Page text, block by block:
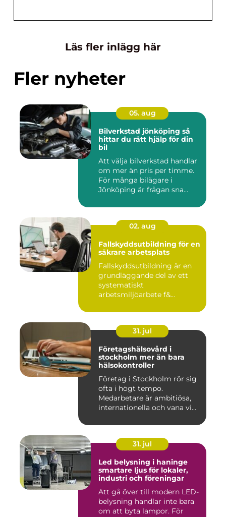
Läs fler inlägg här
Fler nyheter
05. aug
Bilverkstad jönköping så
hittar du rätt hjälp för din
bil
Att välja bilverkstad handlar
om mer än pris per timme.
För många bilägare i
Jönköping är frågan sna...
02. aug
Fallskyddsutbildning för en
säkrare arbetsplats
Fallskyddsutbildning är en
grundläggande del av ett
systematiskt
arbetsmiljöarbete f&...
31. jul
Företagshälsovård i
stockholm mer än bara
hälsokontroller
Företag i Stockholm rör sig
ofta i högt tempo.
Medarbetare är ambitiösa,
internationella och vana vi...
31. jul
Led belysning i haninge
smartare ljus för lokaler,
industri och föreningar
Att gå över till modern LED-
belysning handlar inte bara
om att byta lampor. För